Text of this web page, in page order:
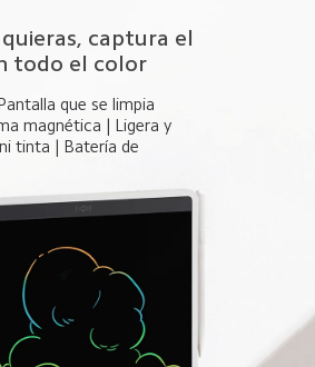
captura el
todo el color
que se limpia
magnética | Ligera y
tinta | Batería de